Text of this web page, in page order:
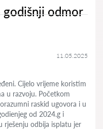
godišnji odmor
11.05.2025
Cijelo vrijeme koristim
u razvoju. Početkom
raskid ugovora i u
od 2024.g i
rješenju odbija isplatu jer